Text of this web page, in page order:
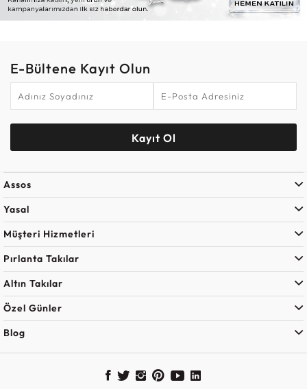
E-Bültene Kayıt Olun
Kayıt Ol
Assos
Yasal
Müşteri Hizmetleri
Pırlanta Takılar
Altın Takılar
Özel Günler
Blog